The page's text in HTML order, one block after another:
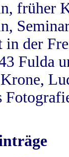
früher
in der
Fulda